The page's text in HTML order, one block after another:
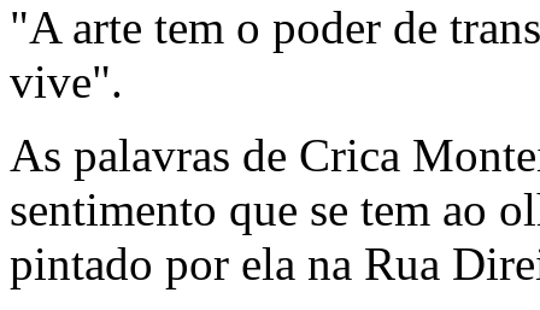
"A arte tem o poder de
vive".
As palavras de Crica
sentimento que se tem ao
pintado por ela na Rua